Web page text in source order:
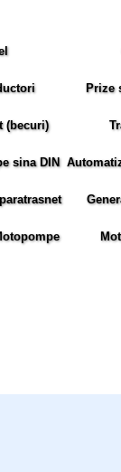
Prize
(becuri)
sina DIN